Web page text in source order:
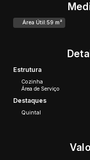
Área Útil:59 m²
Estrutura
Cozinha
Área de Serviço
Destaques
Quintal